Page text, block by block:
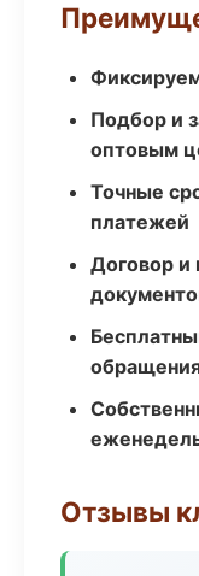
Подбор и
оптовым
Точные
платежей
Договор и
Отзывы